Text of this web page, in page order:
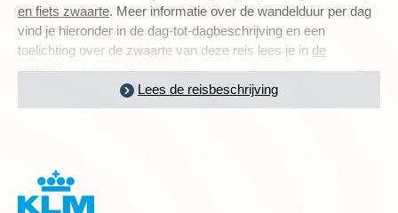
en fiets zwaarte. Meer informatie over de wandelduur per dag
vind je hieronder in de dag-tot-dagbeschrijving en een
toelichting over de zwaarte van deze reis lees je in de
praktische informatie.
Lees de reisbeschrijving